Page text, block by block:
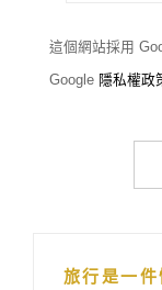
這個網站採用
Google 隱私權政
旅行是一